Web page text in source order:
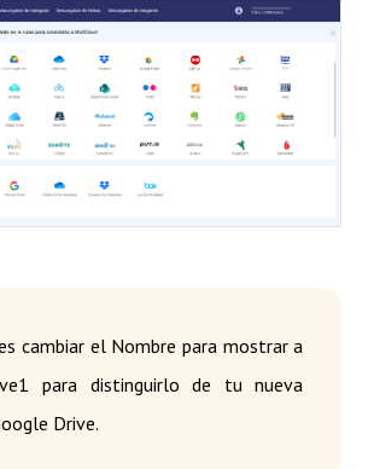
cambiar el Nombre para mostrar a
para distinguirlo de tu nueva
Drive.